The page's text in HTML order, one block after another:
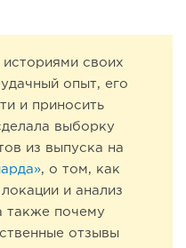
своих
опыт, его
и приносить
выборку
из выпуска на
, о том, как
и анализ
также почему
отзывы